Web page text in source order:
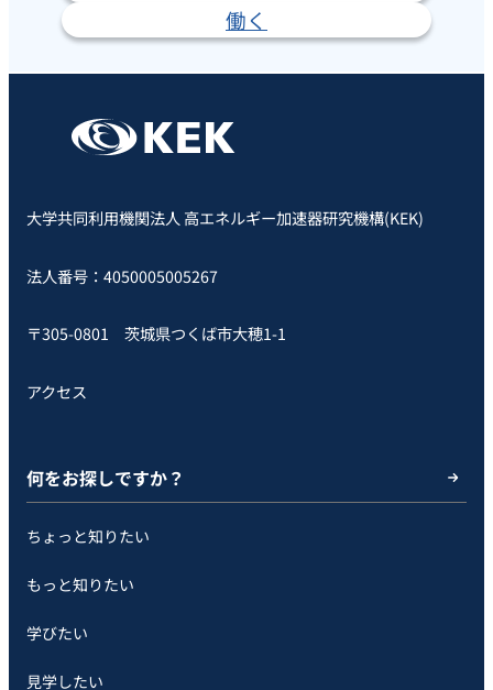
働く
大学共同利用機関法人 高エネルギー加速器研究機構(KEK)
法人番号：4050005005267
〒305-0801 茨城県つくば市大穂1-1
アクセス
何をお探しですか？
ちょっと知りたい
もっと知りたい
学びたい
見学したい